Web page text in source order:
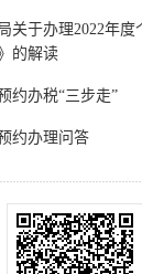
关于办理2022年度
的解读
约办税“三步走”
约办理问答